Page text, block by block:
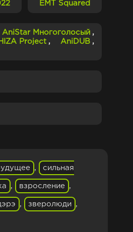
EMT Squared
AniStar Многоголосый ,
Project , AniDUB ,
, сильная
, взросление ,
, зверолюди ,